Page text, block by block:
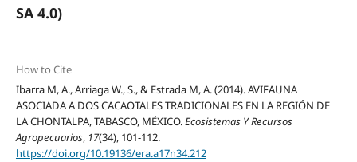
SA 4.0)
How to Cite
Ibarra M, A., Arriaga W., S., & Estrada M, A. (2014). AVIFAUNA
ASOCIADA A DOS CACAOTALES TRADICIONALES EN LA REGIÓN DE
LA CHONTALPA, TABASCO, MÉXICO.Ecosistemas Y Recursos
Agropecuarios, 17(34), 101-112.
https://doi.org/10.19136/era.a17n34.212